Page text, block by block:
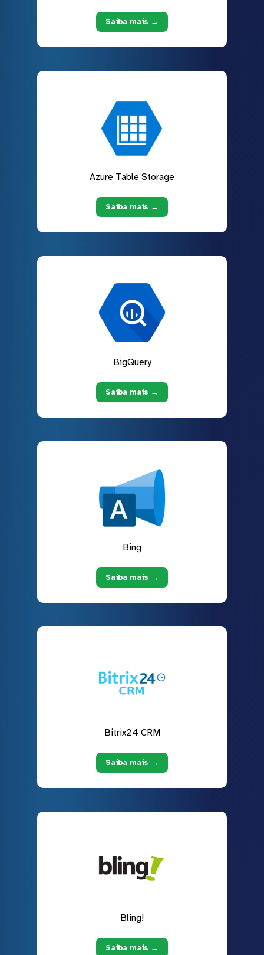
Saiba mais →
Azure Table Storage
Saiba mais →
BigQuery
Saiba mais →
Bing
Saiba mais →
Bitrix24 CRM
Saiba mais →
Bling!
Saiba mais →